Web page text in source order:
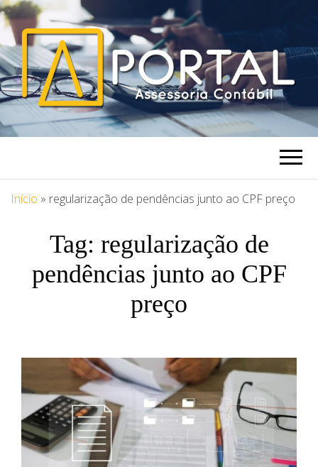
PORTAL
ASSESSORIA
Blog Portal Assessoria
Início » regularização de pendências junto ao CPF preço
Tag: regularização de
pendências junto ao CPF
preço